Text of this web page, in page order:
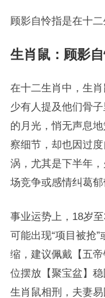
顾影自怜指是在十
生肖鼠：顾影
在十二生肖中，生
少有人提及他们骨
的月光，悄无声息
察细节，却也因过
涡，尤其是下半年
场竞争或感情纠葛郁
事业运势上，18岁
可能出现“项目被抢”
缩，建议佩戴【五
位摆放【聚宝盆】
生肖鼠相刑，夫妻易